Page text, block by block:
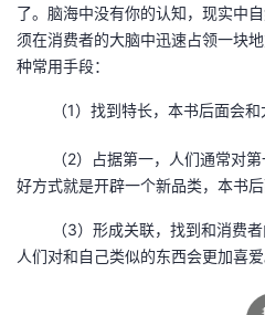
了。脑海中没有你的认知，现实中
须在消费者的大脑中迅速占领一块
种常用手段：
（1）找到特长，本书后面会
（2）占据第一，人们通常对
好方式就是开辟一个新品类，本书后
（3）形成关联，找到和消费
人们对和自己类似的东西会更加喜爱